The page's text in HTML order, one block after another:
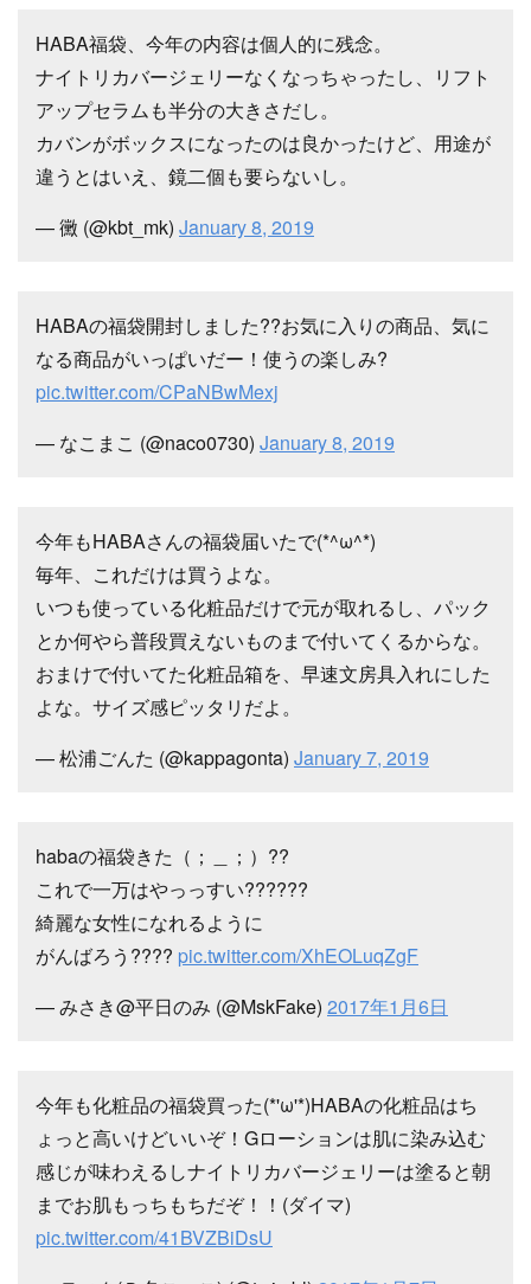
HABA福袋、今年の内容は個人的に残念。
ナイトリカバージェリーなくなっちゃったし、リフト
アップセラムも半分の大きさだし。
カバンがボックスになったのは良かったけど、用途が
違うとはいえ、鏡二個も要らないし。
— 黴 (@kbt_mk) January 8, 2019
HABAの福袋開封しました??お気に入りの商品、気に
なる商品がいっぱいだー！使うの楽しみ?
pic.twitter.com/CPaNBwMexj
— なこまこ (@naco0730) January 8, 2019
今年もHABAさんの福袋届いたで(*^ω^*)
毎年、これだけは買うよな。
いつも使っている化粧品だけで元が取れるし、パック
とか何やら普段買えないものまで付いてくるからな。
おまけで付いてた化粧品箱を、早速文房具入れにした
よな。サイズ感ピッタリだよ。
— 松浦ごんた (@kappagonta) January 7, 2019
habaの福袋きた（；＿；）??
これで一万はやっっすい??????
綺麗な女性になれるように
がんばろう???? pic.twitter.com/XhEOLuqZgF
— みさき@平日のみ (@MskFake) 2017年1月6日
今年も化粧品の福袋買った(*'ω'*)HABAの化粧品はち
ょっと高いけどいいぞ！Gローションは肌に染み込む
感じが味わえるしナイトリカバージェリーは塗ると朝
までお肌もっちもちだぞ！！(ダイマ)
pic.twitter.com/41BVZBiDsU